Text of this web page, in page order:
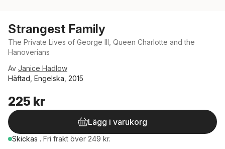
Strangest Family
The Private Lives of George III, Queen Charlotte and the
Hanoverians
Av Janice Hadlow
Häftad, Engelska, 2015
225 kr
Lägg i varukorg
Skickas . Fri frakt över 249 kr.